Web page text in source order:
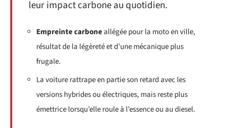
leur impact carbone au quotidien.
Empreinte carboneallégée pour la moto en ville,
résultat de la légèreté et d’une mécanique plus
frugale.
La voiture rattrape en partie son retard avec les
versions hybrides ou électriques, mais reste plus
émettrice lorsqu’elle roule à l’essence ou au diesel.